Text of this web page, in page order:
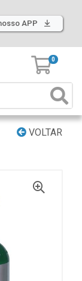
APP
0
VOLTAR